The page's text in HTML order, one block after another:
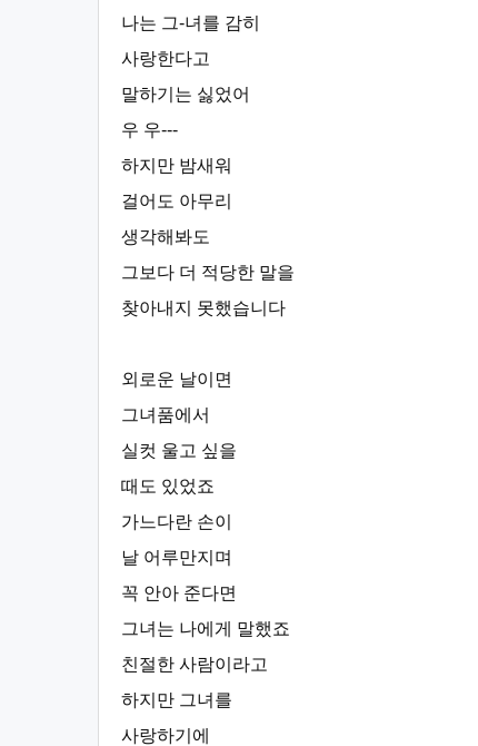
나는 그-녀를 감히
사랑한다고
말하기는 싫었어
우 우---
하지만 밤새워
걸어도 아무리
생각해봐도
그보다 더 적당한 말을
찾아내지 못했습니다
외로운 날이면
그녀품에서
실컷 울고 싶을
때도 있었죠
가느다란 손이
날 어루만지며
꼭 안아 준다면
그녀는 나에게 말했죠
친절한 사람이라고
하지만 그녀를
사랑하기에